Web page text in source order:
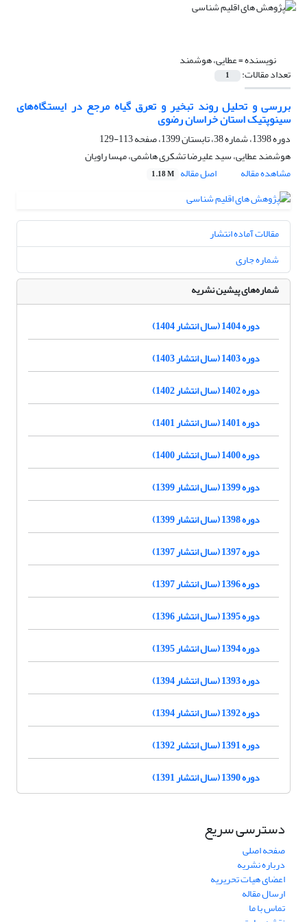
نویسنده =عطایی، هوشمند
تعداد مقالات: 1
بررسی و تحلیل روند تبخیر و تعرق گیاه مرجع در ایستگاه‌های
سینوپتیک استان خراسان رضوی
دوره 1398، شماره 38، تابستان 1399، صفحه
113-129
هوشمند عطایی، سید علیرضا تشکری هاشمی، مهسا راویان
مشاهده مقاله
اصل مقاله 1.18 M
مقالات آماده انتشار
شماره جاری
شماره‌های پیشین نشریه
دوره 1404 (سال انتشار 1404)
دوره 1403 (سال انتشار 1403)
دوره 1402 (سال انتشار 1402)
دوره 1401 (سال انتشار 1401)
دوره 1400 (سال انتشار 1400)
دوره 1399 (سال انتشار 1399)
دوره 1398 (سال انتشار 1399)
دوره 1397 (سال انتشار 1397)
دوره 1396 (سال انتشار 1397)
دوره 1395 (سال انتشار 1396)
دوره 1394 (سال انتشار 1395)
دوره 1393 (سال انتشار 1394)
دوره 1392 (سال انتشار 1394)
دوره 1391 (سال انتشار 1392)
دوره 1390 (سال انتشار 1391)
دسترسی سریع
صفحه اصلی
درباره نشریه
اعضای هیات تحریریه
ارسال مقاله
تماس با ما